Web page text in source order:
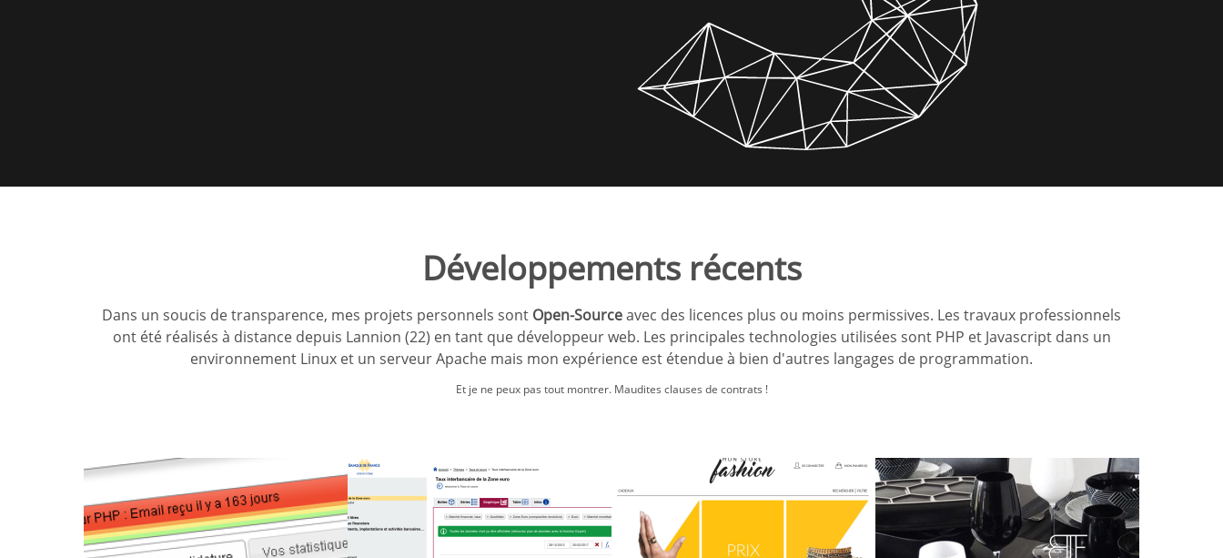
Développements récents
Dans un soucis de transparence, mes projets personnels sont Open-Sourceavec des licences plus ou moins permissives. Les travaux professionnels
ont été réalisés à distance depuis Lannion (22) en tant que développeur web. Les principales technologies utilisées sont PHP et Javascript dans un
environnement Linux et un serveur Apache mais mon expérience est étendue à bien d'autres langages de programmation.
Et je ne peux pas tout montrer. Maudites clauses de contrats !
Help Job
Banque de France -
Webstat
Mon Store Fashion
Bruno Evrard
Création